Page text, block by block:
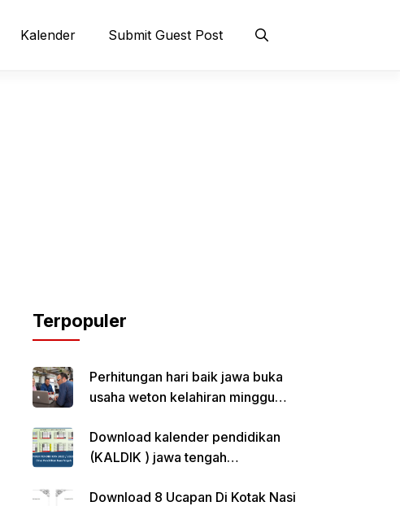
Kalender Submit Guest Post
Terpopuler
Perhitungan hari baik jawa buka
usaha weton kelahiran minggu
Download kalender pendidikan
(KALDIK ) jawa tengah
Download 8 Ucapan Di Kotak Nasi